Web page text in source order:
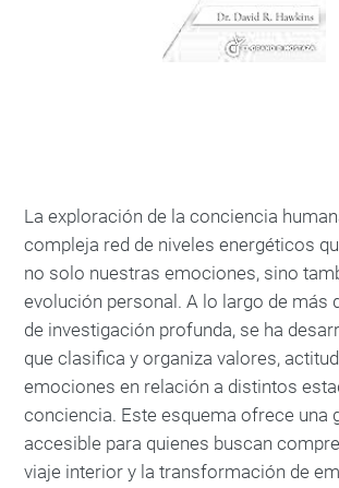
La exploración de la conciencia
compleja red de niveles energéticos
no solo nuestras emociones, sino
evolución personal. A lo largo de más
de investigación profunda, se ha
que clasifica y organiza valores,
emociones en relación a distintos
conciencia. Este esquema ofrece una
accesible para quienes buscan
viaje interior y la transformación de